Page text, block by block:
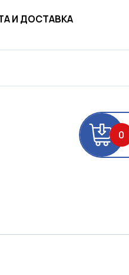
И ДОСТАВКА
0